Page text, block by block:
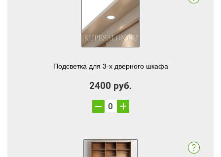
Подсветка для 3-х дверного шкафа
2400 руб.